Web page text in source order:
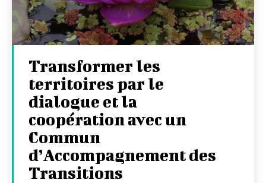
Transformer les
territoires par le
dialogue et la
coopération avec un
Commun
d’Accompagnement des
Transitions